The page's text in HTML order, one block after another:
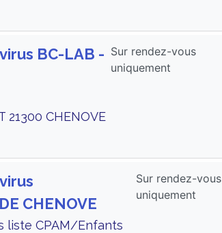
BC-LAB -
21300 CHENOVE
Sur rendez-vous
uniquement
CHENOVE
liste CPAM/Enfants
Sur rendez-vous
uniquement